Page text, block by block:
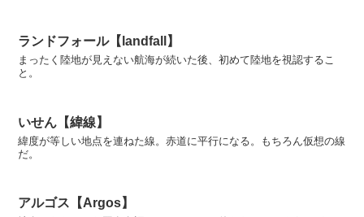
ランドフォール【landfall】
まったく陸地が見えない航海が続いた後、初めて陸地を視認するこ
と。
いせん【緯線】
緯度が等しい地点を連ねた線。赤道に平行になる。もちろん仮想の線
だ。
アルゴス【Argos】